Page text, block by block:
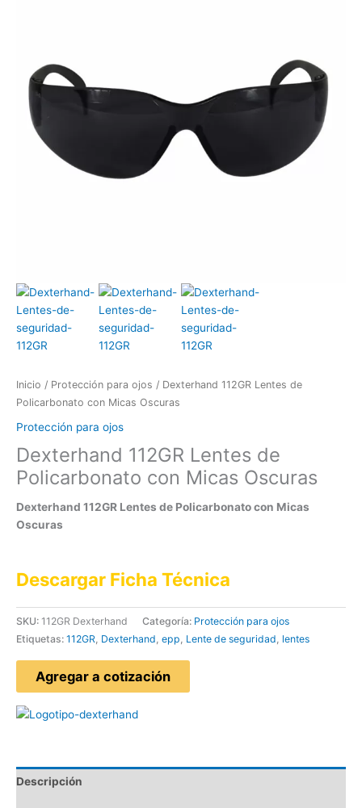
Inicio / Protección para ojos / Dexterhand 112GR Lentes de
Policarbonato con Micas Oscuras
Protección para ojos
Dexterhand 112GR Lentes de
Policarbonato con Micas Oscuras
Dexterhand 112GR Lentes de Policarbonato con Micas
Oscuras
Descargar Ficha Técnica
SKU: 112GR Dexterhand Categoría: Protección para ojos
Etiquetas: 112GR Dexterhand epp Lente de seguridad lentes
Agregar a cotización
Descripción